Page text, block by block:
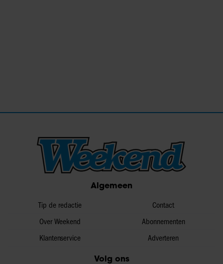
Algemeen
Tip de redactie
Over Weekend
Klantenservice
Contact
Abonnementen
Adverteren
Volg ons